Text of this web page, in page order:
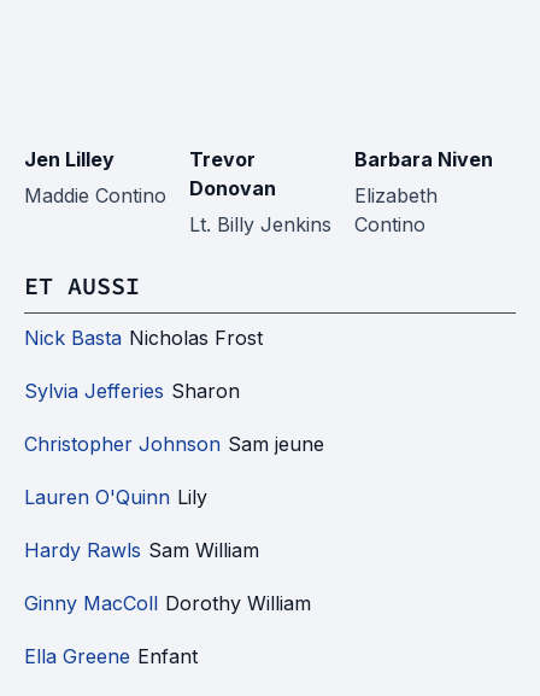
Jen Lilley
Maddie Contino
Trevor
Donovan
Lt. Billy Jenkins
Barbara Niven
Elizabeth
Contino
ET AUSSI
Nick Basta Nicholas Frost
Sylvia Jefferies Sharon
Christopher Johnson Sam jeune
Lauren O'Quinn Lily
Hardy Rawls Sam William
Ginny MacColl Dorothy William
Ella Greene Enfant